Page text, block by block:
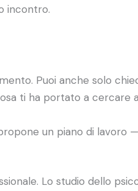
incontro.
Puoi anche solo
ti ha portato a cercare
un piano di
Lo studio dello